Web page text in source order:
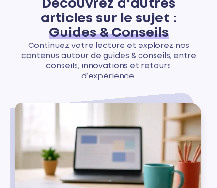
Découvrez d'autres
articles sur le sujet :
Guides & Conseils
Continuez votre lecture et explorez nos
contenus autour de guides & conseils, entre
conseils, innovations et retours
d’expérience.